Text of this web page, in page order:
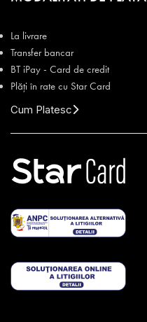
La livrare
Transfer bancar
BT iPay - Card de credit
Plăți în rate cu Star Card
Cum Platesc